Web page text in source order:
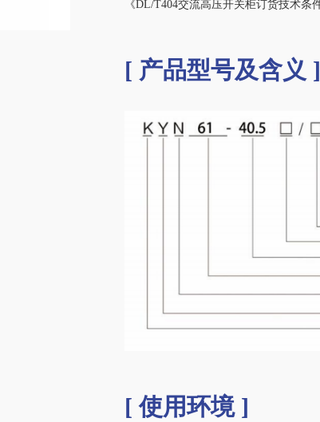
《DL/T404交流高压开关柜订货技术
[ 产品型号及含义 ]
[ 使用环境 ]